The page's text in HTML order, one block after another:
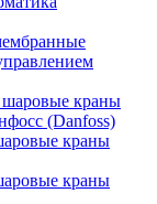
краны
(Danfoss)
краны
краны